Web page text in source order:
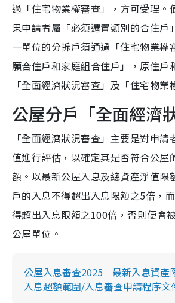
過「住宅物業權審查」，方可受理。
果申請者屬「必須遷置類別的合住戶
一單位的分拆戶須通過「住宅物業權
願合住戶和家庭組合住戶」，原住戶
「全面經濟狀況審查」及「住宅物業
公屋分戶「全面經濟
「全面經濟狀況審查」主要是對申
值進行評估，以確定其是否符合公屋
額。以最新公屋入息及總資產淨值限
戶的入息不得超出入息限額之5倍，
得超出入息限額之100倍，否則便會
公屋單位。
公屋入息審查2025︱最新入息資產
入息超額範圍/入息審查申請程序文